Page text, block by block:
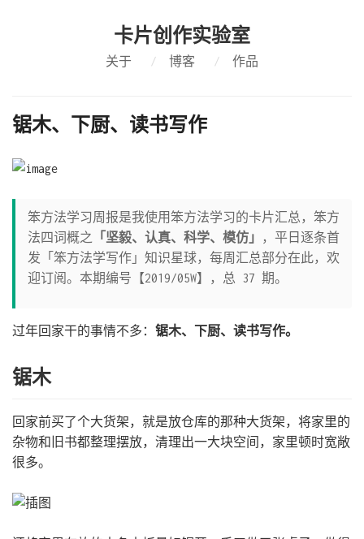
卡片创作实验室
关于 / 博客 / 作品
锯木、下厨、读书写作
笨方法学习周报是我使用笨方法学习的卡片汇总，笨方
法四词概之
「坚毅、认真、科学、模仿」
，平日逐条首
发「笨方法学写作」知识星球，每周汇总部分在此，欢
迎订阅。本期编号【2019/05W】，总 37 期。
过年回家干的事情不多： 锯木、下厨、读书写作。
锯木
回家前买了个大货架，就是放仓库的那种大货架，将家里的
杂物和旧书都整理摆放，清理出一大块空间，家里顿时宽敞
很多。